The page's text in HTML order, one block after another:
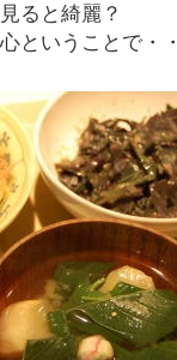
ると綺麗？
ということで・